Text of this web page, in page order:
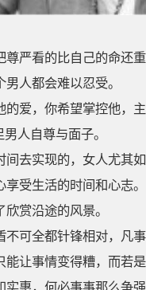
严看的比自己的命还
人都会难以忍受。
爱，你希望掌控他，
人自尊与面子。
去实现的，女人尤其
受生活的时间和心志
赏沿途的风景。
可全都针锋相对，凡
让事情变得糟，而若